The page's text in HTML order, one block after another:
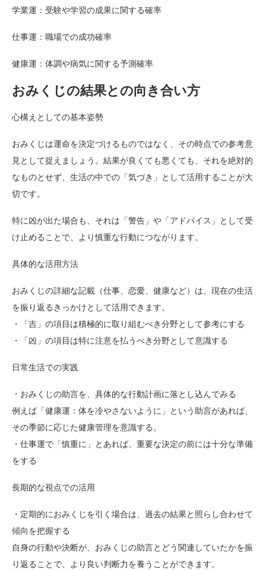
学業運：受験や学習の成果に関する確率
仕事運：職場での成功確率
健康運：体調や病気に関する予測確率
おみくじの結果との向き合い方
心構えとしての基本姿勢
おみくじは運命を決定づけるものではなく、その時点での参考意
見として捉えましょう。結果が良くても悪くても、それを絶対的
なものとせず、生活の中での「気づき」として活用することが大
切です。
特に凶が出た場合も、それは「警告」や「アドバイス」として受
け止めることで、より慎重な行動につながります。
具体的な活用方法
おみくじの詳細な記載（仕事、恋愛、健康など）は、現在の生活
を振り返るきっかけとして活用できます。
・「吉」の項目は積極的に取り組むべき分野として参考にする
・「凶」の項目は特に注意を払うべき分野として意識する
日常生活での実践
・おみくじの助言を、具体的な行動計画に落とし込んでみる
例えば「健康運：体を冷やさないように」という助言があれば、
その季節に応じた健康管理を意識する。
・仕事運で「慎重に」とあれば、重要な決定の前には十分な準備
をする
長期的な視点での活用
・定期的におみくじを引く場合は、過去の結果と照らし合わせて
傾向を把握する
自身の行動や決断が、おみくじの助言とどう関連していたかを振
り返ることで、より良い判断力を養うことができます。